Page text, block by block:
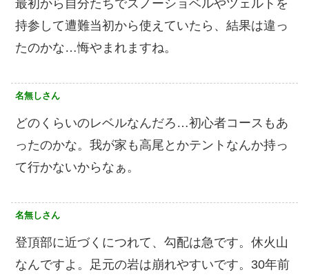
最初から自分たちでスノーショベルやツェルトを
持参して遭難当初から使えていたら、結果は違っ
たのかな…悔やまれますね。
名無しさん
どのくらいのレベルなんだろ…初心者コースもあ
ったのかな。我が家も高尾とかテントなんか持っ
て行かないからなぁ。
名無しさん
登頂部に近づくにつれて、勾配は急です。休火山
なんですよ。足元の岩は崩れやすいです。30年前